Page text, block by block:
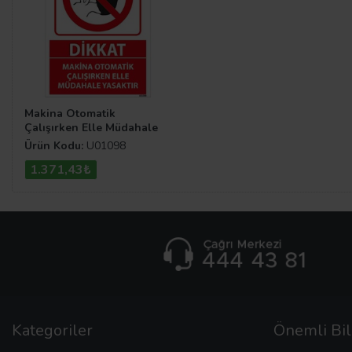
Makina Otomatik
Çalışırken Elle Müdahale
Yasaktır Uyarı Levhası
Ürün Kodu: U01098
1.371,43₺
Kategoriler Önemli